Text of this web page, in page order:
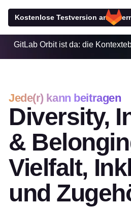
Kostenlose Testversion
GitLab Orbit ist da: die
Jede(r) kann beitragen
Diversity,
&
Vielfalt,
und